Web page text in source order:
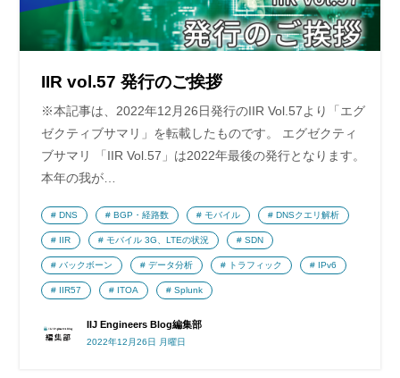
IIR vol.57 発行のご挨拶
※本記事は、2022年12月26日発行のIIR Vol.57より「エグ
ゼクティブサマリ」を転載したものです。 エグゼクティ
ブサマリ 「IIR Vol.57」は2022年最後の発行となります。
本年の我が…
IIJ Engineers Blog編集部
2022年12月26日 月曜日
DNS BGP・経路数 モバイル DNSクエリ解析
IIR モバイル 3G、LTEの状況 SDN
バックボーン データ分析 トラフィック IPv6
IIR57 ITOA Splunk